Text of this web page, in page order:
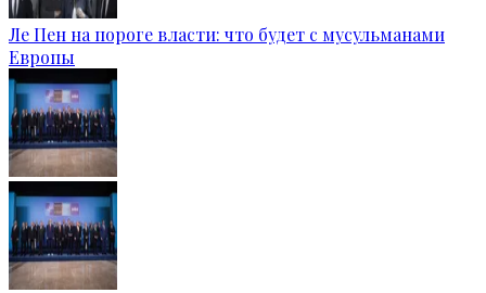
Ле Пен на пороге власти: что будет с мусульманами
Европы